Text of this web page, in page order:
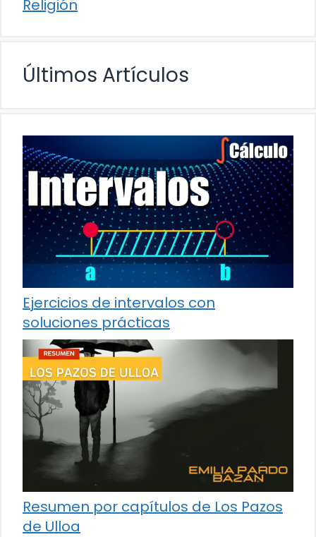
Religión
Últimos Artículos
Ejercicios de intervalos con
soluciones prácticas
Resumen por capítulos de Los Pazos
de Ulloa